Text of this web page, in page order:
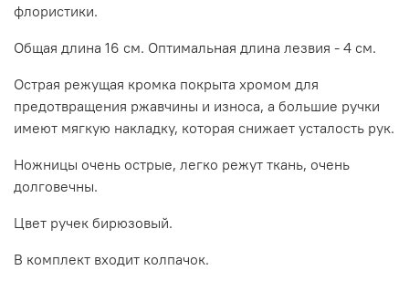
флористики.
Общая длина 16 см. Оптимальная длина лезвия - 4 см.
Острая режущая кромка покрыта хромом для
предотвращения ржавчины и износа, а большие ручки
имеют мягкую накладку, которая снижает усталость рук.
Ножницы очень острые, легко режут ткань, очень
долговечны.
Цвет ручек бирюзовый.
В комплект входит колпачок.